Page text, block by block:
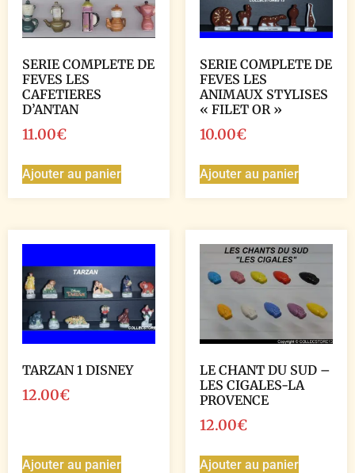
SERIE COMPLETE DE
FEVES LES
CAFETIERES
D’ANTAN
11.00€
Ajouter au panier
SERIE COMPLETE DE
FEVES LES
ANIMAUX STYLISES
« FILET OR »
10.00€
Ajouter au panier
TARZAN 1 DISNEY
12.00€
Ajouter au panier
LE CHANT DU SUD –
LES CIGALES-LA
PROVENCE
12.00€
Ajouter au panier